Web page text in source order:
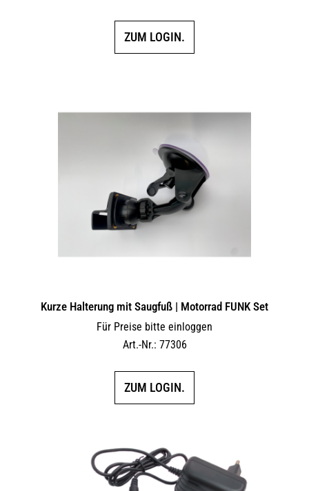
ZUM LOGIN.
Kurze Halterung mit Saugfuß | Motorrad FUNK Set
Für Preise bitte einloggen
Art.-Nr.: 77306
ZUM LOGIN.